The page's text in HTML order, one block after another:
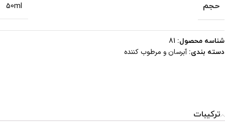
حجم 50ml
شناسه محصول: 81
دسته بندی: آبرسان و مرطوب کننده
ترکیبات